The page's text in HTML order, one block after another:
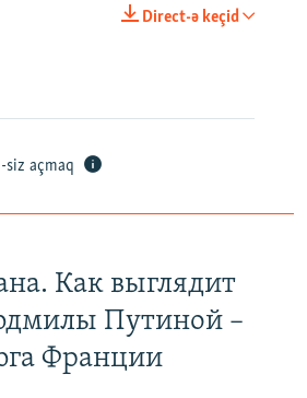
Direct-ə keçid
siz açmaq
Как выглядит
Путиной –
Франции